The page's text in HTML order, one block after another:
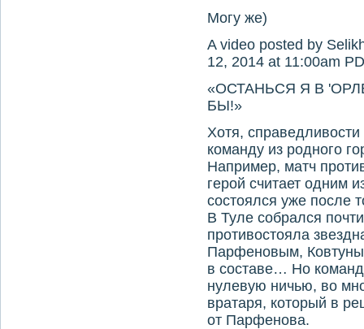
Могу же)
A video posted by
12, 2014 at 11:00am
«ОСТАНЬСЯ Я В
БЫ!»
Хотя,
команду из родного
Например, матч
герой считает одним
состоялся уже после
В Туле собрался
противостояла
Парфеновым,
в составе… Но
нулевую ничью, во
вратаря, который в
от Парфенова.